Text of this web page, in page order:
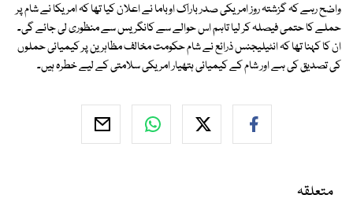
واضح رہے کہ گزشتہ روز امریکی صدر باراک اوباما نے اعلان کیا تھا کہ امریکا نے شام پر
حملے کا حتمی فیصلہ کر لیا تاہم اس حوالے سے کانگریس سے منظوری لی جائے گی۔
ان کا کہنا تھا کہ انٹیلیجنس ذرائع نے شام حکومت مخالف مظاہرین پر کیمیائی حملوں
کی تصدیق کی ہے اور شام کے کیمیائی ہتھیار امریکی سلامتی کے لیے خطرہ ہیں۔
متعلقہ